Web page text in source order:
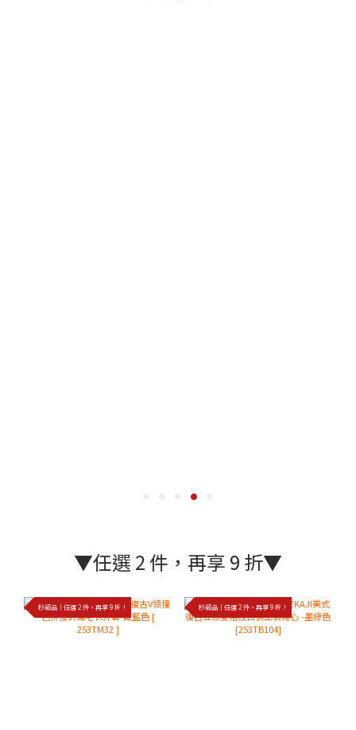
▼任選 2 件，再享 9 折▼
秒殺品｜任選 2 件，再享 9 折！ 秒殺品｜任選 2 件，再享 9 折！